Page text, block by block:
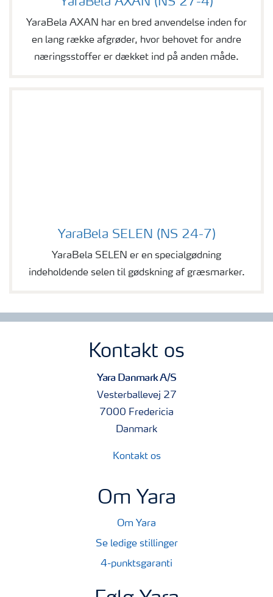
YaraBela AXAN (NS 27-4)
YaraBela AXAN har en bred anvendelse inden for
en lang række afgrøder, hvor behovet for andre
næringsstoffer er dækket ind på anden måde.
YaraBela SELEN (NS 24-7)
YaraBela SELEN (NS 24-7)
YaraBela SELEN er en specialgødning
indeholdende selen til gødskning af græsmarker.
Kontakt os
Yara Danmark A/S
Vesterballevej 27
7000 Fredericia
Danmark
Kontakt os
Om Yara
Om Yara
Se ledige stillinger
4-punktsgaranti